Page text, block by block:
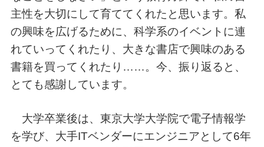
主性を大切にして育ててくれたと思います。私
の興味を広げるために、科学系のイベントに連
れていってくれたり、大きな書店で興味のある
書籍を買ってくれたり……。今、振り返ると、
とても感謝しています。
大学卒業後は、東京大学大学院で電子情報学
を学び、大手ITベンダーにエンジニアとして6年